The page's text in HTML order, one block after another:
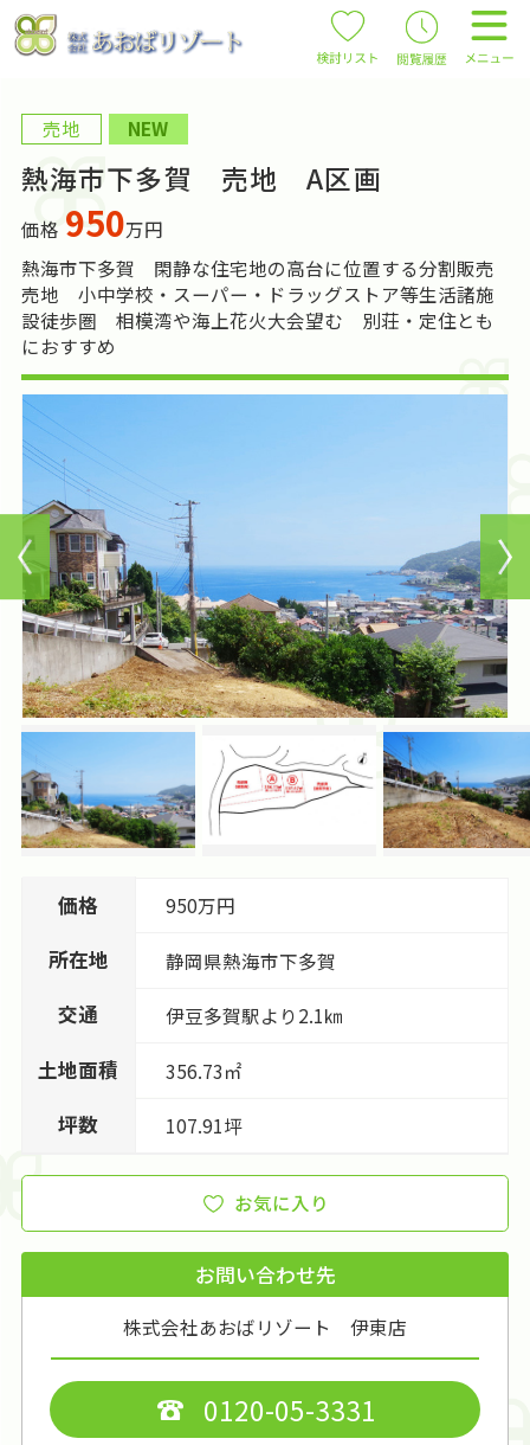
売地 NEW
熱海市下多賀 売地 A区画
価格 950万円
熱海市下多賀 閑静な住宅地の高台に位置する分割販売
売地 小中学校・スーパー・ドラッグストア等生活諸施
設徒歩圏 相模湾や海上花火大会望む 別荘・定住とも
におすすめ
価格 950万円
所在地 静岡県熱海市下多賀
交通 伊豆多賀駅より2.1㎞
土地面積 356.73㎡
坪数 107.91坪
お気に入り
お問い合わせ先
株式会社あおばリゾート 伊東店
0120-05-3331